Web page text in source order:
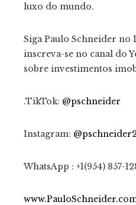
luxo do mundo.
Siga Paulo Schneider no
inscreva-se no canal do
sobre investimentos
.TikTok: @pschneider
Instagram:
WhatsApp : +1(954) 857-